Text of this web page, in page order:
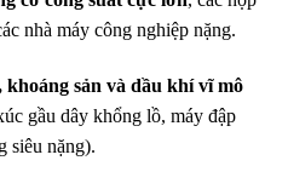
nhà máy công nghiệp nặng.
sản và dầu khí vĩ mô
gầu dây khổng lồ, máy đập
siêu nặng).